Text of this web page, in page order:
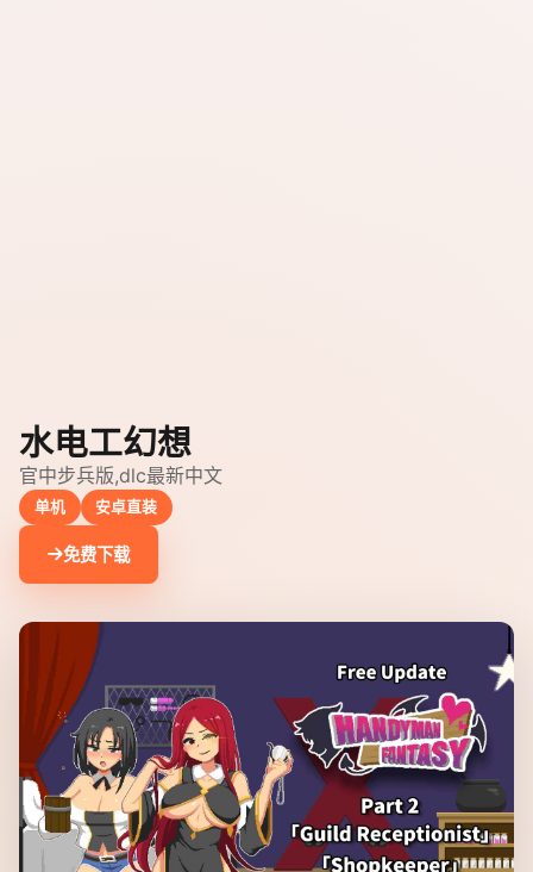
水电工幻想
官中步兵版,dlc最新中文
单机 安卓直装
免费下载